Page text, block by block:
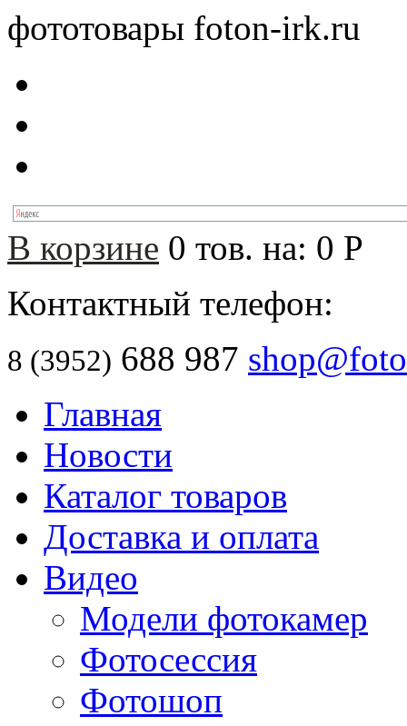
фототовары foton-irk.ru
В корзине 0 тов. на: 0 Р
Контактный телефон:
8 (3952) 688 987
Главная
Новости
Каталог товаров
Доставка и оплата
Видео
Модели фотокамер
Фотосессия
Фотошоп